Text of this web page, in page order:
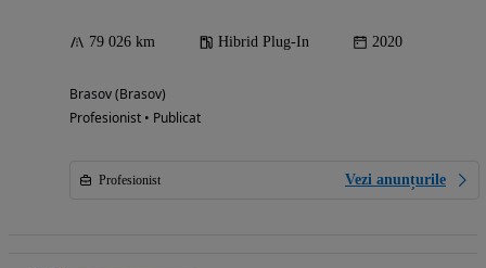
79 026 km Hibrid Plug-In 2020
Brasov (Brasov)
Profesionist • Publicat
Profesionist Vezi anunțurile